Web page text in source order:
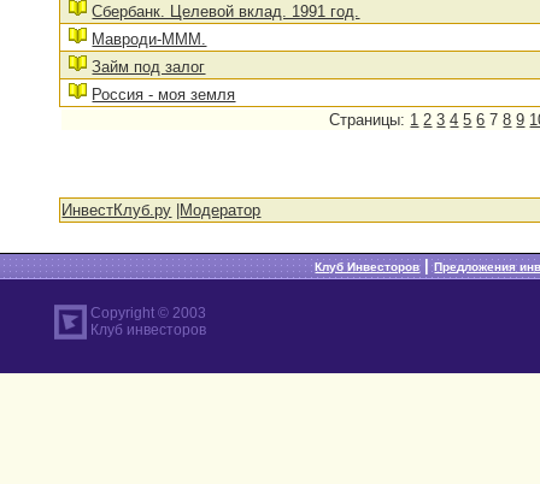
Сбербанк. Целевой вклад. 1991 год.
Мавроди-МММ.
Займ под залог
Россия - моя земля
Страницы: 1 2 3 4 5 6 78 9
ИнвестКлуб.ру Модератор
Клуб Инвесторов|Предложения
Copyright © 2003
Клуб инвесторов